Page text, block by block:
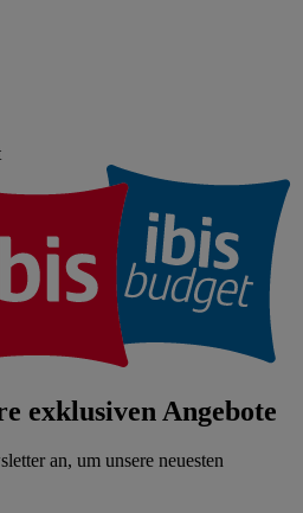
exklusiven Angebote
an, um unsere neuesten